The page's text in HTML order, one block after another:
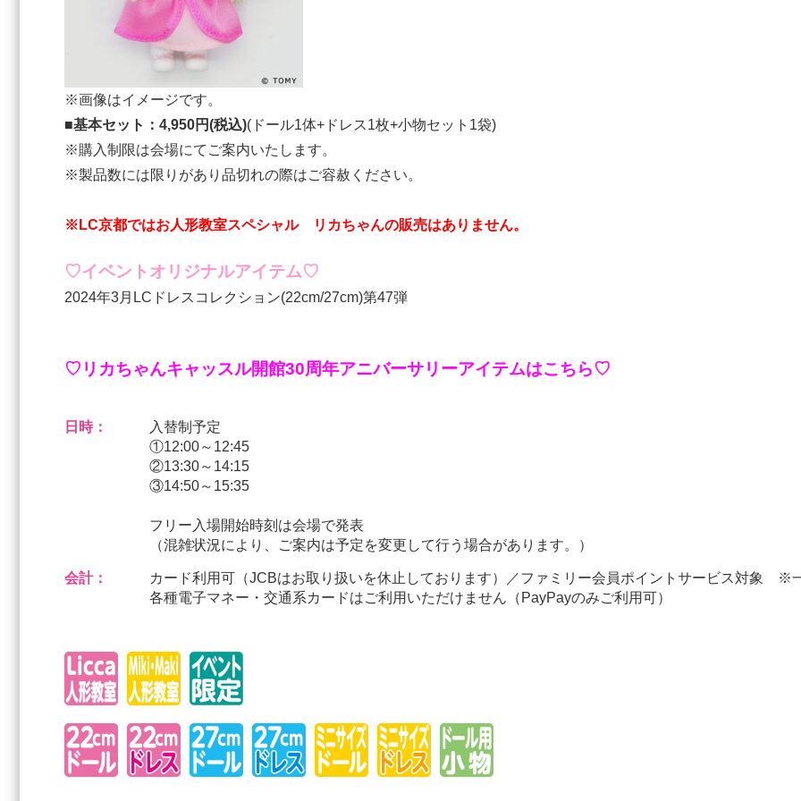
※画像はイメージです。
■基本セット：4,950円(税込)(ドール1体+ドレス1枚+小物セット1袋)
※購入制限は会場にてご案内いたします。
※製品数には限りがあり品切れの際はご容赦ください。
※LC京都ではお人形教室スペシャル リカちゃんの販売はありません。
♡イベントオリジナルアイテム♡
2024年3⽉LCドレスコレクション(22cm/27cm)第47弾
♡リカちゃんキャッスル開館30周年アニバーサリーアイテムはこちら♡
日時：
入替制予定
①12:00～12:45
②13:30～14:15
③14:50～15:35
フリー入場開始時刻は会場で発表
（混雑状況により、ご案内は予定を変更して行う場合があります。）
会計：
カード利用可（JCBはお取り扱いを休止しております）／ファミリー会員ポイントサービス対象 ※
各種電子マネー・交通系カードはご利用いただけません（PayPayのみご利用可）